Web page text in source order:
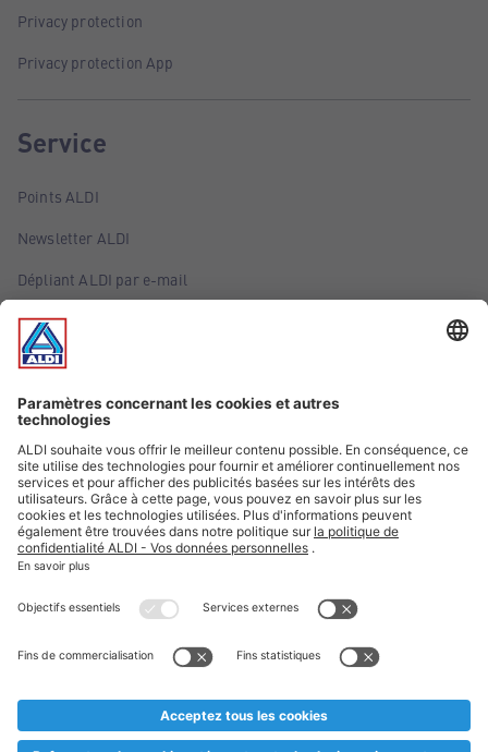
Privacy protection
Privacy protection App
Service
Points ALDI
Newsletter ALDI
Dépliant ALDI par e-mail
Offres
Infos essentielles
Suivez ALDI Belgique
Textes marqués d'un astérisque et mentions légales
* Nous vendons ces articles temporairement et jusqu'à
au cas où, malgré le planning bien étudié, nous serions
prématurément en rupture de stock. Prix Recupel et TVA incl.
** Sur ce site, l’utilisation de la forme masculine a été adoptée